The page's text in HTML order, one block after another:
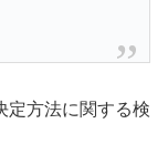
定方法に関する検